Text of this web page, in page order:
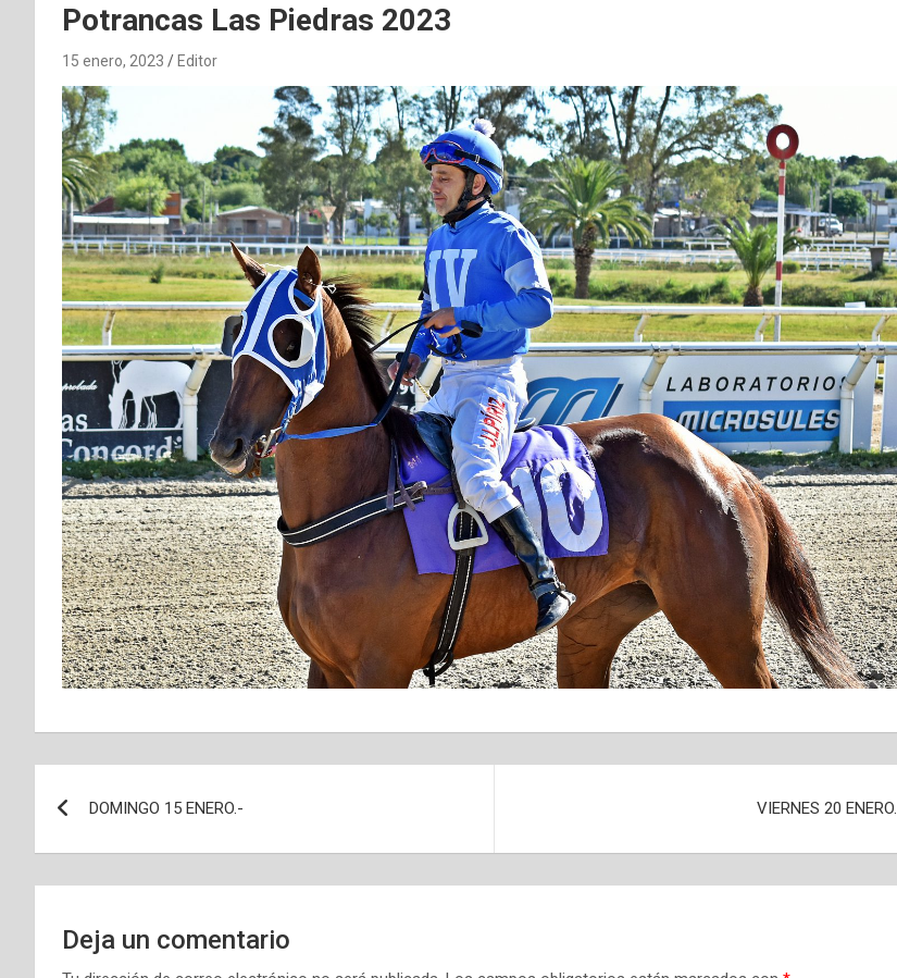
Potrancas Las Piedras 2023
15 enero, 2023 Editor
de
entradas
DOMINGO 15 ENERO.- VIERNES 20 ENERO.
Deja un comentario